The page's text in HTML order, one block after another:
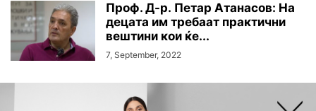
Проф. Д-р. Петар Атанасов: На
децата им требаат практични
вештини кои ќе...
7, September, 2022